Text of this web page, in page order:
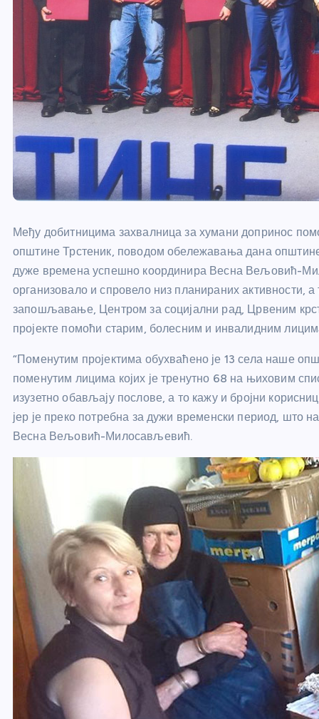
Међу добитницима захвалница за хумани допринос
општине Трстеник, поводом обележавања дана
дуже времена успешно координира Весна Вељовић-
организовало и спровело низ планираних
запошљавање, Центром за социјални рад, Црвеним
пројекте помоћи старим, болесним и инвалидним
“Поменутим пројектима обухваћено је 13 села наше
поменутим лицима којих је тренутно 68 на њиховим
изузетно обављају послове, а то кажу и бројни
јер је преко потребна за дужи временски период, што
Весна Вељовић-Милосављевић.